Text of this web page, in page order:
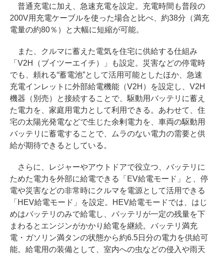
普通充電に加え、急速充電を設定。充電時間も普段の
200V用充電ケーブルを使った場合と比べ、約38分（満充
電量の約80％）と大幅に短縮が可能。
また、クルマに蓄えた電気を住宅に供給する仕組み
「V2H（ブイツーエイチ）」も設定。災害などの停電時
でも、頼れる“蓄電池”として活用可能としたほか、急速
充電インレットに外部給電機能（V2H）を設定し、V2H
機器（別売）と接続することで、駆動用バッテリに蓄え
た電力を、家庭用電力として利用できる。あわせて、住
宅の太陽光発電などで生じた余剰電力を、車両の駆動用
バッテリに蓄電することで、ムラのない電力の需要と供
給が期待できるとしている。
さらに、レジャーやアウトドアで役立つ、バッテリに
ためた電力を外部に給電できる「EV給電モード」と、停
電や災害などの非常時にクルマを電源として活用できる
「HEV給電モード」を設定。HEV給電モードでは、はじ
めはバッテリのみで給電し、バッテリが一定の残量を下
まわるとエンジンがかかり給電を継続。バッテリ満充
電・ガソリン満タンの状態から約6.5日分の電力を供給可
能。給電用の装備として、室内への虫などの侵入や雨天